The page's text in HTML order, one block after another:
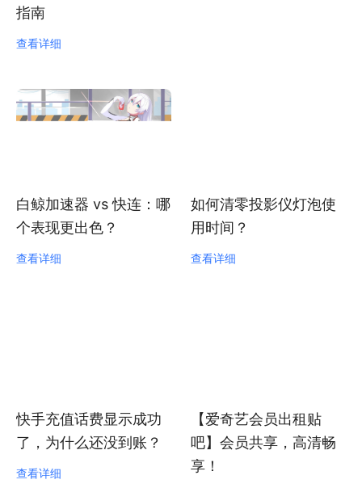
指南
查看详细
白鲸加速器 vs 快连：哪
个表现更出色？
查看详细
如何清零投影仪灯泡使
用时间？
查看详细
快手充值话费显示成功
了，为什么还没到账？
查看详细
【爱奇艺会员出租贴
吧】会员共享，高清畅
享！